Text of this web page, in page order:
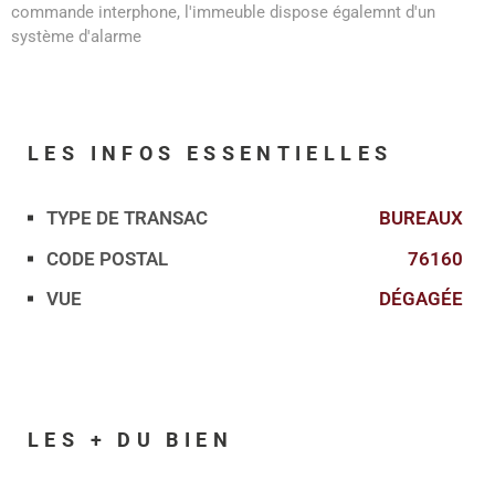
commande interphone, l'immeuble dispose égalemnt d'un
système d'alarme
LES INFOS ESSENTIELLES
Caractérisque Valeurs
TYPE DE TRANSAC
BUREAUX
CODE POSTAL
76160
VUE
DÉGAGÉE
LES + DU BIEN